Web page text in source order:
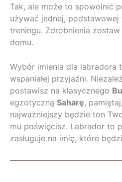
Tak, ale może to spowolnić
używać jednej,
treningu. Zdrobnienia
domu.
Wybór imienia dla labradora
wspaniałej przyjaźni.
postawisz na klasycznego
egzotyczną Saharę,
najważniejszy będzie ton
mu poświęcisz. Labrador to
zasługuje na imię, które